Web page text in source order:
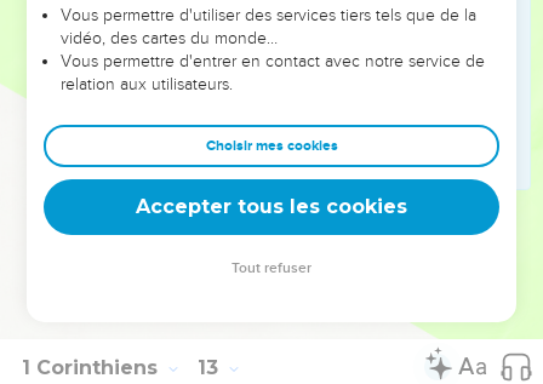
Dieu a établi dans l'Eglise premièrement des apôtres,
deuxièmement des prophètes, troisièmement des
enseignants, ensuite viennent les miracles, puis les dons de
guérisons, les aptitudes à secourir, à diriger, à parler diverses
langues.
Tous sont-ils apôtres ? Tous sont-ils prophètes ? Tous
sont-ils enseignants ? Tous font-ils des miracles ?
Tous ont-ils des dons de guérisons ? Tous parlent-ils en
1 Corinthiens 13
Vous permettre d'utiliser des services tiers tels que de la
vidéo, des cartes du monde…
Vous permettre d'entrer en contact avec notre service de
relation aux utilisateurs.
Choisir mes cookies
Accepter tous les cookies
Tout refuser